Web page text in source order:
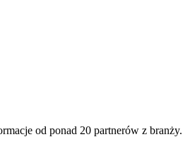
od ponad 20 partnerów z branży.